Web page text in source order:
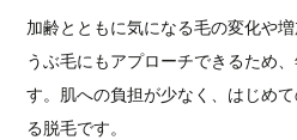
加齢とともに気になる毛の変化や
うぶ毛にもアプローチできるため
す。肌への負担が少なく、はじめ
る脱毛です。